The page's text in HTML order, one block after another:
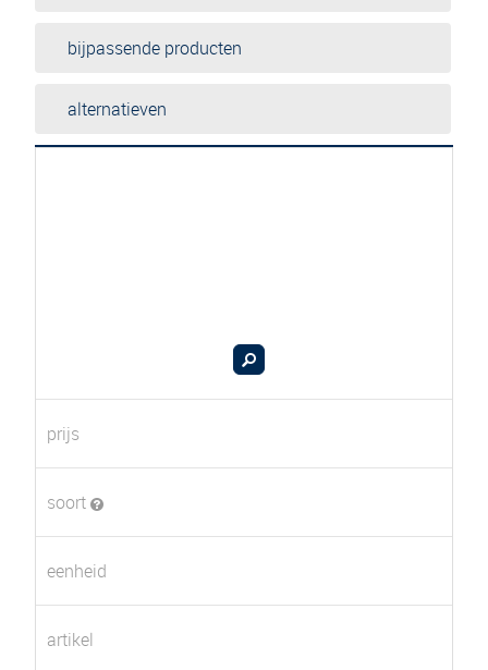
bijpassende producten
alternatieven
prijs
soort
eenheid
artikel